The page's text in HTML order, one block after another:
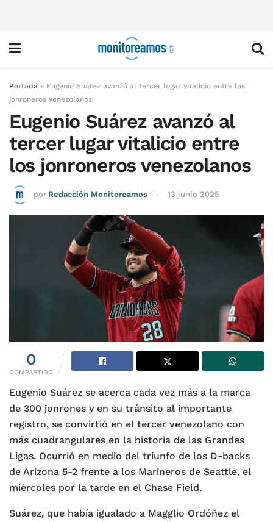
Portada » Eugenio Suárez avanzó al tercer lugar vitalicio entre los
jonroneros venezolanos
Eugenio Suárez avanzó al
tercer lugar vitalicio entre
los jonroneros venezolanos
por Redacción Monitoreamos 13 junio 2025
0
COMPARTIDO
Eugenio Suárez se acerca cada vez más a la marca
de 300 jonrones y en su tránsito al importante
registro, se convirtió en el tercer venezolano con
más cuadrangulares en la historia de las Grandes
Ligas. Ocurrió en medio del triunfo de los D-backs
de Arizona 5-2 frente a los Marineros de Seattle, el
miércoles por la tarde en el Chase Field.
Suárez, que había igualado a Magglio Ordóñez el